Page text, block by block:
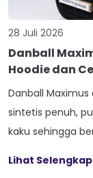
28 Juli 2026
Danball
Hoodie dan
Danball
sintetis penuh,
kaku sehingga
yaitu Cool
Lihat